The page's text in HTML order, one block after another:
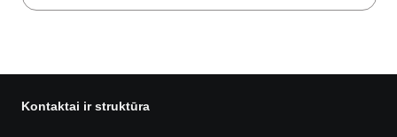
Kontaktai ir struktūra